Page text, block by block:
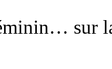
sur